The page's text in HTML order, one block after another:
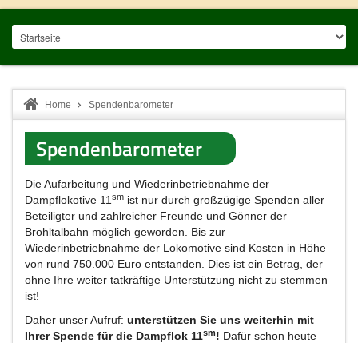
Home Spendenbarometer
Spendenbarometer
Die Aufarbeitung und Wiederinbetriebnahme der
Dampflokotive 11 sm ist nur durch großzügige Spenden aller
Beteiligter und zahlreicher Freunde und Gönner der
Brohltalbahn möglich geworden. Bis zur
Wiederinbetriebnahme der Lokomotive sind Kosten in Höhe
von rund 750.000 Euro entstanden. Dies ist ein Betrag, der
ohne Ihre weiter tatkräftige Unterstützung nicht zu stemmen
ist!
Daher unser Aufruf: unterstützen Sie uns weiterhin mit
Ihrer Spende für die Dampflok 11sm! Dafür schon heute